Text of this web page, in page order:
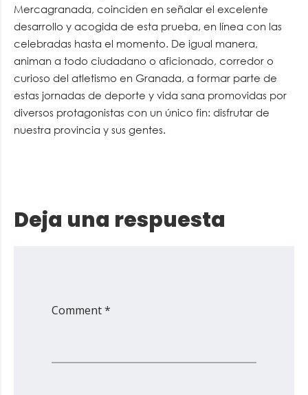
Mercagranada, coinciden en señalar el excelente
desarrollo y acogida de esta prueba, en línea con las
celebradas hasta el momento. De igual manera,
animan a todo ciudadano o aficionado, corredor o
curioso del atletismo en Granada, a formar parte de
estas jornadas de deporte y vida sana promovidas por
diversos protagonistas con un único fin: disfrutar de
nuestra provincia y sus gentes.
Deja una respuesta
Comment *